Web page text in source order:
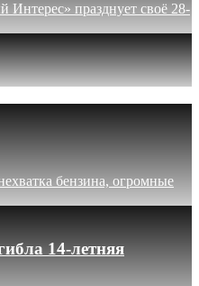
Интерес» празднует своё 28-
бензина, огромные
14-летняя